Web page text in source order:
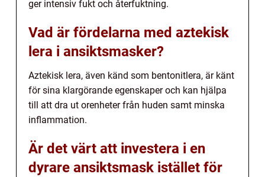
ger intensiv fukt och återfuktning.
Vad är fördelarna med aztekisk
lera i ansiktsmasker?
Aztekisk lera, även känd som bentonitlera, är känt
för sina klargörande egenskaper och kan hjälpa
till att dra ut orenheter från huden samt minska
inflammation.
Är det värt att investera i en
dyrare ansiktsmask istället för